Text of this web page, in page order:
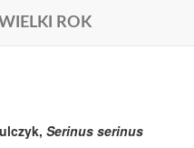
ROK
Serinus serinus